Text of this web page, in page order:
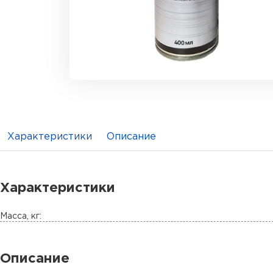
Характеристики Описание
Характеристики
Масса, кг:
Описание